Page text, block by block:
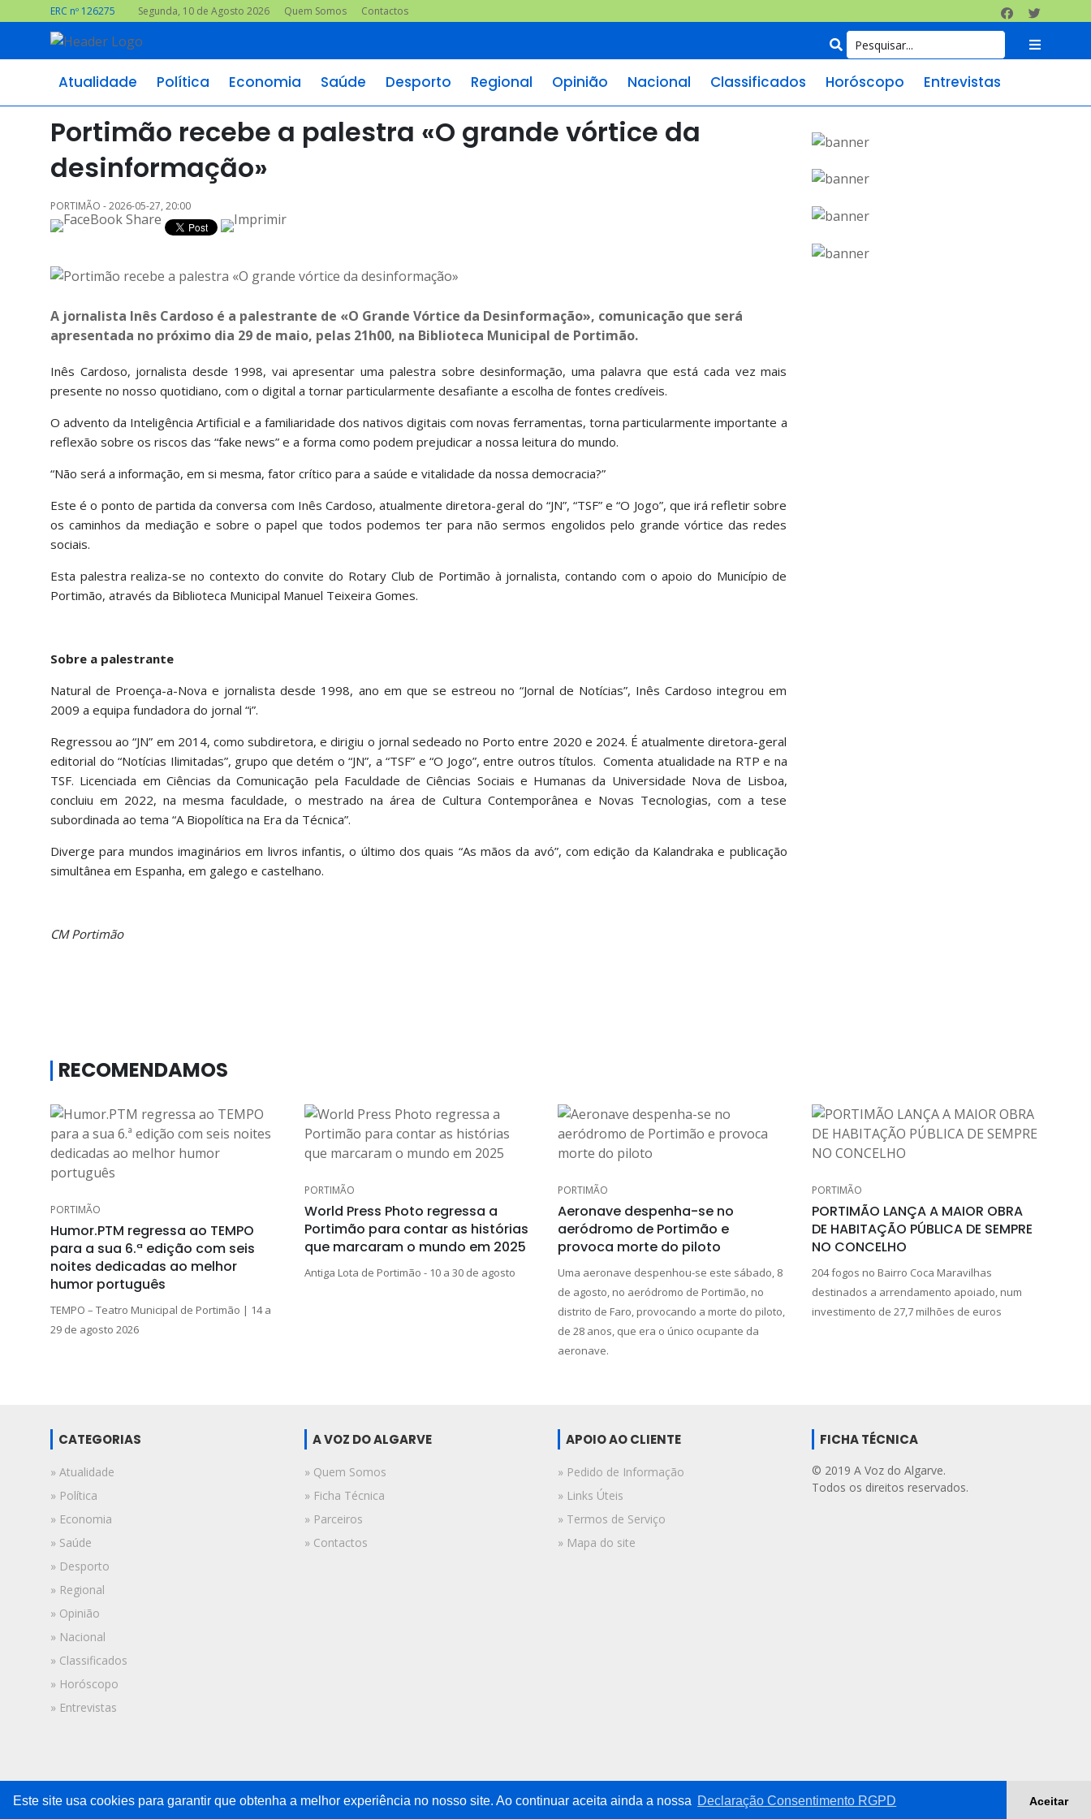
ERC nº 126275 Segunda, 10 de Agosto 2026 Quem Somos Contactos
Atualidade Política Economia Saúde Desporto Regional Opinião Nacional Classificados Horóscopo Entrevistas
Portimão recebe a palestra «O grande vórtice da
desinformação»
PORTIMÃO - 2026-05-27, 20:00
A jornalista Inês Cardoso é a palestrante de «O Grande Vórtice da Desinformação», comunicação que será
apresentada no próximo dia 29 de maio, pelas 21h00, na Biblioteca Municipal de Portimão.
Inês Cardoso, jornalista desde 1998, vai apresentar uma palestra sobre desinformação, uma palavra que está cada vez mais
presente no nosso quotidiano, com o digital a tornar particularmente desafiante a escolha de fontes credíveis.
O advento da Inteligência Artificial e a familiaridade dos nativos digitais com novas ferramentas, torna particularmente importante a
reflexão sobre os riscos das “fake news” e a forma como podem prejudicar a nossa leitura do mundo.
“Não será a informação, em si mesma, fator crítico para a saúde e vitalidade da nossa democracia?”
Este é o ponto de partida da conversa com Inês Cardoso, atualmente diretora-geral do “JN”, “TSF” e “O Jogo”, que irá refletir sobre
os caminhos da mediação e sobre o papel que todos podemos ter para não sermos engolidos pelo grande vórtice das redes
sociais.
Esta palestra realiza-se no contexto do convite do Rotary Club de Portimão à jornalista, contando com o apoio do Município de
Portimão, através da Biblioteca Municipal Manuel Teixeira Gomes.
Sobre a palestrante
Natural de Proença-a-Nova e jornalista desde 1998, ano em que se estreou no “Jornal de Notícias”, Inês Cardoso integrou em
2009 a equipa fundadora do jornal “i”.
Regressou ao “JN” em 2014, como subdiretora, e dirigiu o jornal sedeado no Porto entre 2020 e 2024. É atualmente diretora-geral
editorial do “Notícias Ilimitadas”, grupo que detém o “JN”, a “TSF” e “O Jogo”, entre outros títulos. Comenta atualidade na RTP e na
TSF. Licenciada em Ciências da Comunicação pela Faculdade de Ciências Sociais e Humanas da Universidade Nova de Lisboa,
concluiu em 2022, na mesma faculdade, o mestrado na área de Cultura Contemporânea e Novas Tecnologias, com a tese
subordinada ao tema “A Biopolítica na Era da Técnica”.
Diverge para mundos imaginários em livros infantis, o último dos quais “As mãos da avó”, com edição da Kalandraka e publicação
simultânea em Espanha, em galego e castelhano.
CM Portimão
RECOMENDAMOS
PORTIMÃO
Humor.PTM regressa ao TEMPO
para a sua 6.ª edição com seis
noites dedicadas ao melhor
humor português
TEMPO – Teatro Municipal de Portimão | 14 a
29 de agosto 2026
PORTIMÃO
World Press Photo regressa a
Portimão para contar as histórias
que marcaram o mundo em 2025
Antiga Lota de Portimão - 10 a 30 de agosto
PORTIMÃO
Aeronave despenha-se no
aeródromo de Portimão e
provoca morte do piloto
Uma aeronave despenhou-se este sábado, 8
de agosto, no aeródromo de Portimão, no
distrito de Faro, provocando a morte do piloto,
de 28 anos, que era o único ocupante da
aeronave.
PORTIMÃO
PORTIMÃO LANÇA A MAIOR OBRA
DE HABITAÇÃO PÚBLICA DE SEMPRE
NO CONCELHO
204 fogos no Bairro Coca Maravilhas
destinados a arrendamento apoiado, num
investimento de 27,7 milhões de euros
CATEGORIAS
» Atualidade
» Política
» Economia
» Saúde
» Desporto
» Regional
» Opinião
» Nacional
» Classificados
» Horóscopo
» Entrevistas
A VOZ DO ALGARVE
» Quem Somos
» Ficha Técnica
» Parceiros
» Contactos
APOIO AO CLIENTE
» Pedido de Informação
» Links Úteis
» Termos de Serviço
» Mapa do site
FICHA TÉCNICA
© 2019 A Voz do Algarve.
Todos os direitos reservados.
Este site usa cookies para garantir que obtenha a melhor experiência no nosso site. Ao continuar aceita ainda a nossa Declaração Consentimento RGPD Aceitar